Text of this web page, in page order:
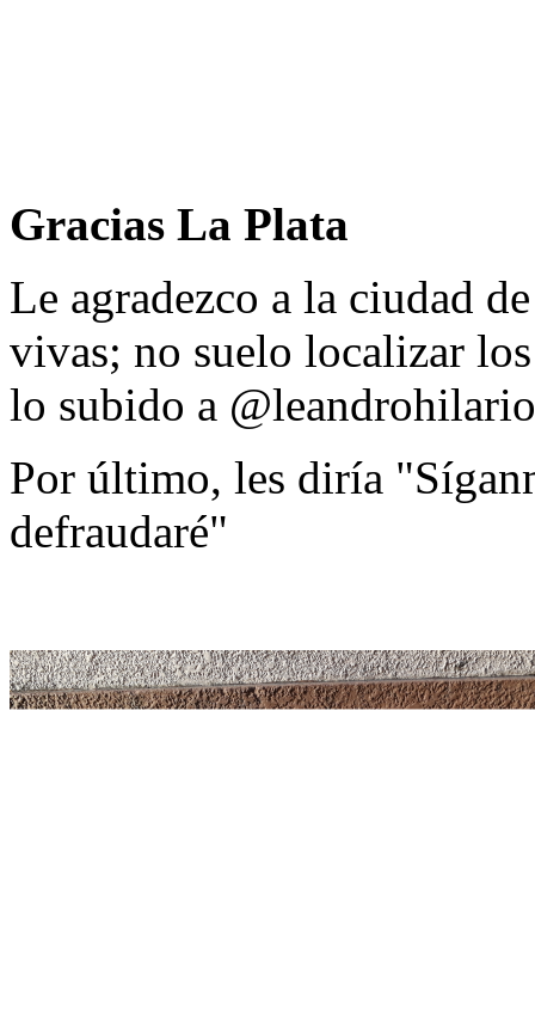
Gracias La Plata
Le agradezco a la ciudad
vivas; no suelo localizar
lo subido a
Por último, les diría
defraudaré"